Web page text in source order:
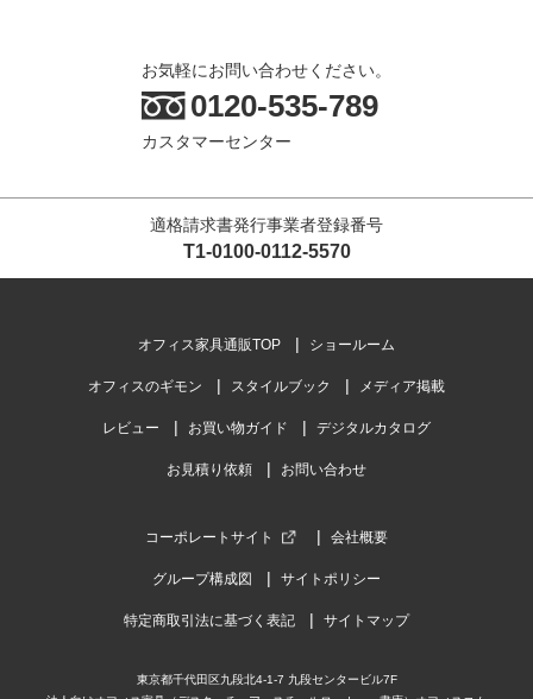
お気軽にお問い合わせください。
0120-535-789
カスタマーセンター
適格請求書発行事業者登録番号
T1-0100-0112-5570
オフィス家具通販TOP ショールーム
オフィスのギモン スタイルブック メディア掲載
レビュー お買い物ガイド デジタルカタログ
お見積り依頼 お問い合わせ
コーポレートサイト 会社概要
グループ構成図 サイトポリシー
特定商取引法に基づく表記 サイトマップ
東京都千代田区九段北4-1-7 九段センタービル7F